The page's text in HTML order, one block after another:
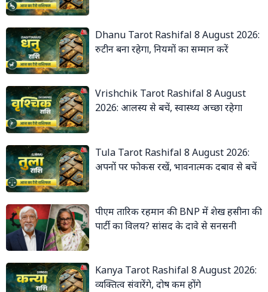
Dhanu Tarot Rashifal 8 August 2026:
रुटीन बना रहेगा, नियमों का सम्मान करें
Vrishchik Tarot Rashifal 8 August
2026: आलस्य से बचें, स्वास्थ्य अच्छा रहेगा
Tula Tarot Rashifal 8 August 2026:
अपनों पर फोकस रखें, भावनात्मक दबाव से बचें
पीएम तारिक रहमान की BNP में शेख हसीना की
पार्टी का विलय? सांसद के दावे से सनसनी
Kanya Tarot Rashifal 8 August 2026:
व्यक्तित्व संवारेंगे, दोष कम होंगे